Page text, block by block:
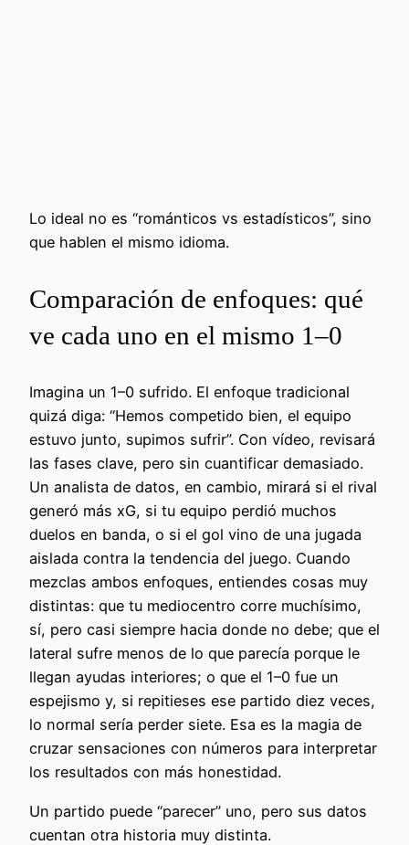
Lo ideal no es “románticos vs estadísticos”, sino
que hablen el mismo idioma.
Comparación de enfoques: qué
ve cada uno en el mismo 1–0
Imagina un 1–0 sufrido. El enfoque tradicional
quizá diga: “Hemos competido bien, el equipo
estuvo junto, supimos sufrir”. Con vídeo, revisará
las fases clave, pero sin cuantificar demasiado.
Un analista de datos, en cambio, mirará si el rival
generó más xG, si tu equipo perdió muchos
duelos en banda, o si el gol vino de una jugada
aislada contra la tendencia del juego. Cuando
mezclas ambos enfoques, entiendes cosas muy
distintas: que tu mediocentro corre muchísimo,
sí, pero casi siempre hacia donde no debe; que el
lateral sufre menos de lo que parecía porque le
llegan ayudas interiores; o que el 1–0 fue un
espejismo y, si repitieses ese partido diez veces,
lo normal sería perder siete. Esa es la magia de
cruzar sensaciones con números para interpretar
los resultados con más honestidad.
Un partido puede “parecer” uno, pero sus datos
cuentan otra historia muy distinta.